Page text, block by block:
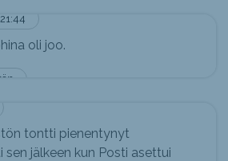
oli joo.
tontti pienentynyt
sen jälkeen kun Posti asettui